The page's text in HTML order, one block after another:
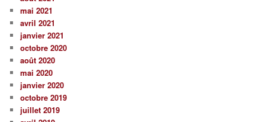
mai 2021
avril 2021
janvier 2021
octobre 2020
août 2020
mai 2020
janvier 2020
octobre 2019
juillet 2019